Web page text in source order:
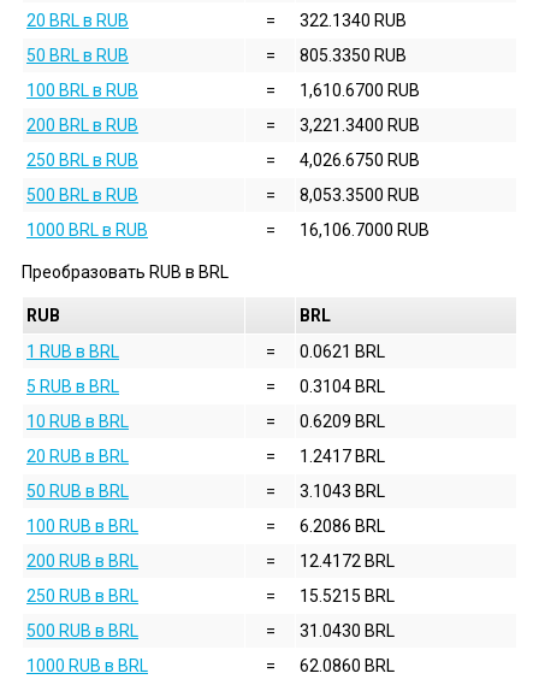
20 BRL в RUB
=
322.1340 RUB
50 BRL в RUB
=
805.3350 RUB
100 BRL в RUB
=
1,610.6700 RUB
200 BRL в RUB
=
3,221.3400 RUB
250 BRL в RUB
=
4,026.6750 RUB
500 BRL в RUB
=
8,053.3500 RUB
1000 BRL в RUB
= 16,106.7000 RUB
Преобразовать RUB в BRL
RUB
BRL
1 RUB в BRL
=
0.0621 BRL
5 RUB в BRL
=
0.3104 BRL
10 RUB в BRL
=
0.6209 BRL
20 RUB в BRL
=
1.2417 BRL
50 RUB в BRL
=
3.1043 BRL
100 RUB в BRL
=
6.2086 BRL
200 RUB в BRL
=
12.4172 BRL
250 RUB в BRL
=
15.5215 BRL
500 RUB в BRL
=
31.0430 BRL
1000 RUB в BRL
= 62.0860 BRL